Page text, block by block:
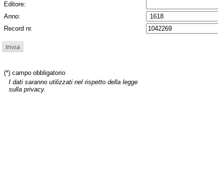
Editore:
Anno:
Record nr.
(*) campo obbligatorio
I dati saranno utilizzati nel rispetto della legge
sulla privacy.